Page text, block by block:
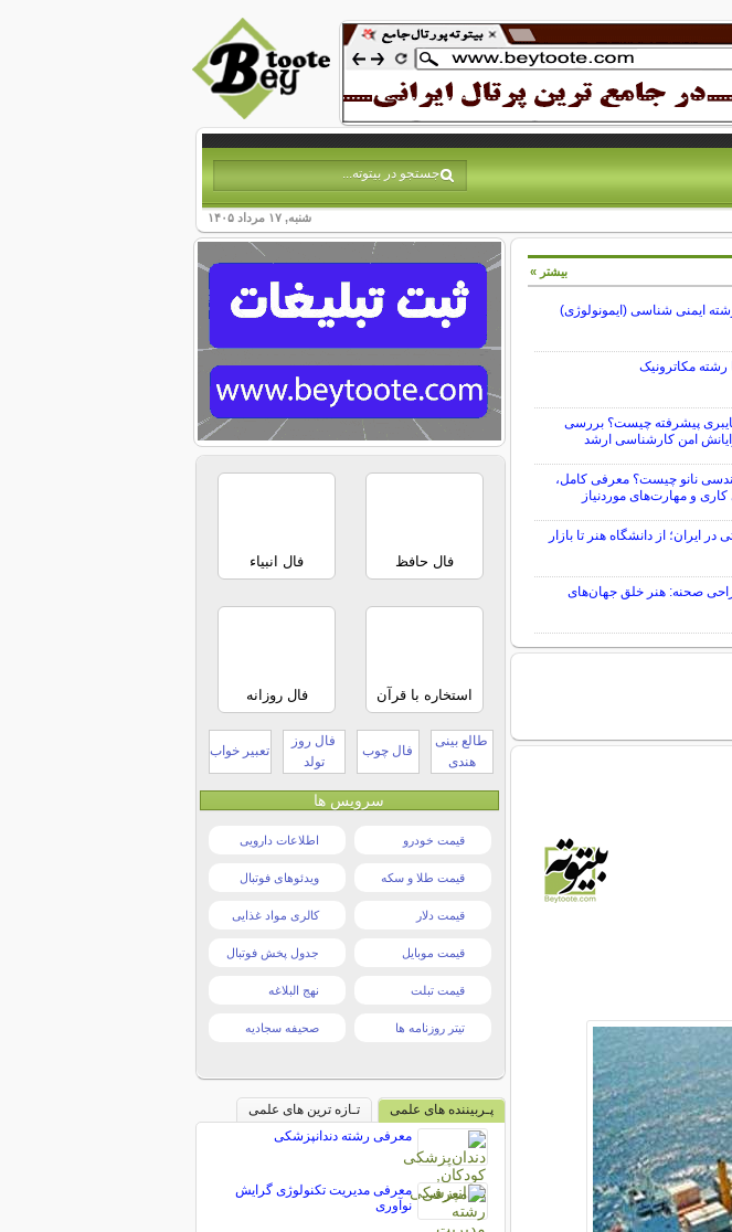
شنبه, ۱۷ مرداد ۱۴۰۵
ایمنی شناسی (ایمونولوژی)
رشته مکاترونیک
پیشرفته چیست؟ بررسی
امن کارشناسی ارشد
نانو چیست؟ معرفی کامل،
و مهارت‌های موردنیاز
ایران؛ از دانشگاه هنر تا بازار
صحنه: هنر خلق جهان‌های
بیشتر »
فال حافظ فال انبیاء
استخاره با قرآن فال روزانه
طالع بینی
هندی
فال چوب
فال روز
تولد
تعبیر خواب
سرویس ها
قیمت خودرو اطلاعات دارویی
قیمت طلا و سکه ویدئوهای فوتبال
قیمت دلار کالری مواد غذایی
قیمت موبایل جدول پخش فوتبال
قیمت تبلت نهج البلاغه
تیتر روزنامه ها صحیفه سجادیه
پـربیننده های علمی
تـازه ترین های علمی
معرفی رشته دندانپزشکی
معرفی مدیریت تکنولوژی گرایش
نوآوری